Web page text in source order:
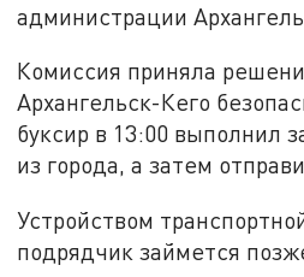
администрации
Комиссия приняла
Архангельск-Кего
буксир в 13:00 выполнил
из города, а затем
Устройством
подрядчик займется